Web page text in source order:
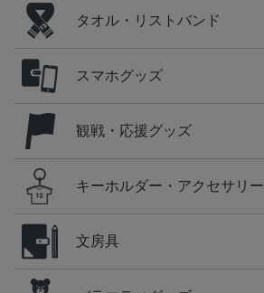
タオル・リストバンド
スマホグッズ
観戦・応援グッズ
キーホルダー・アクセサリー
文房具